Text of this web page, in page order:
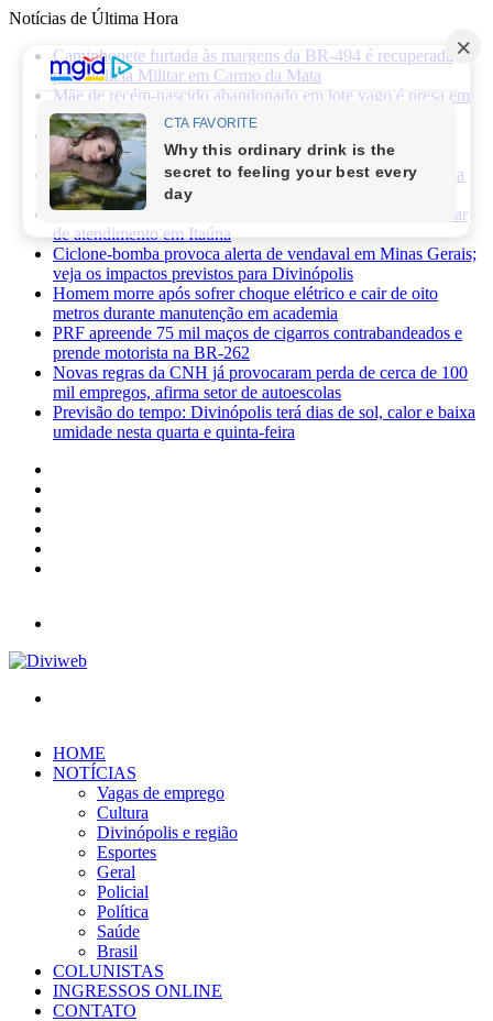
Notícias de Última Hora
Caminhonete furtada às margens da BR-494 é recuperada
pela Polícia Militar em Carmo da Mata
Mãe de recém-nascido abandonado em lote vago é presa em
Sabará
Três pessoas ficam feridas após ataque a facadas no bairro
Planalto, em Divinópolis
Previsão do tempo: fim de semana será de sol, calor e baixa
umidade em Divinópolis
Homem quebra vidro da recepção de hospital após reclamar
de atendimento em Itaúna
Ciclone-bomba provoca alerta de vendaval em Minas Gerais;
veja os impactos previstos para Divinópolis
Homem morre após sofrer choque elétrico e cair de oito
metros durante manutenção em academia
PRF apreende 75 mil maços de cigarros contrabandeados e
prende motorista na BR-262
Novas regras da CNH já provocaram perda de cerca de 100
mil empregos, afirma setor de autoescolas
Previsão do tempo: Divinópolis terá dias de sol, calor e baixa
umidade nesta quarta e quinta-feira
HOME
NOTÍCIAS
Vagas de emprego
Cultura
Divinópolis e região
Esportes
Geral
Policial
Política
Saúde
Brasil
COLUNISTAS
INGRESSOS ONLINE
CONTATO